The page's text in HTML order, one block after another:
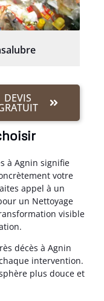
DEVIS
à Agnin signifie
votre
appel à un
un Nettoyage
visible
décès à Agnin
intervention.
plus douce et